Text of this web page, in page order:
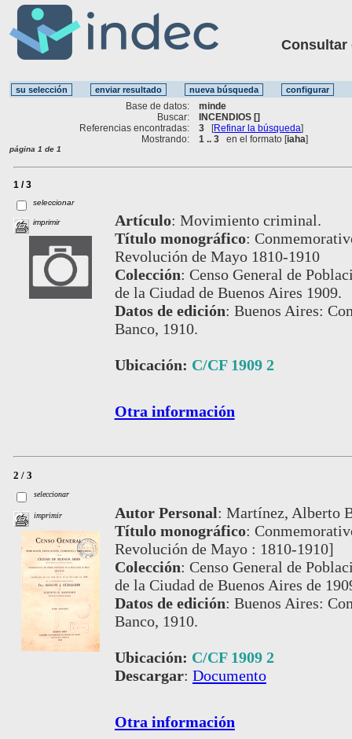
Consultar
Base de datos:
minde
Buscar:
INCENDIOS []
Referencias encontradas:
3 [Refinar la búsqueda]
Mostrando:
1 .. 3 en el formato [iaha]
página 1 de 1
1 / 3
seleccionar
imprimir Artículo: Movimiento criminal.
Título monográfico:
Revolución de Mayo 1810-1910
Colección: Censo General de
de la Ciudad de Buenos Aires 1909.
Datos de edición: Buenos Aires:
Banco, 1910.
Ubicación: C/CF 1909 2
Otra información
2 / 3
seleccionar
imprimir Autor Personal: Martínez, Alberto
Título monográfico:
Revolución de Mayo : 1810-1910]
Colección: Censo General de
de la Ciudad de Buenos Aires de
Datos de edición: Buenos Aires:
Banco, 1910.
Ubicación: C/CF 1909 2
Descargar: Documento
Otra información